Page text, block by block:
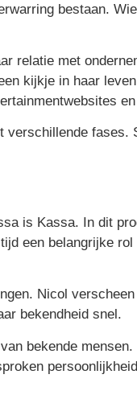
bestaan.
relatie met
kijkje in haar
verschillende fases.
is Kassa. In dit
een belangrijke
Nicol
bekendheid snel.
bekende